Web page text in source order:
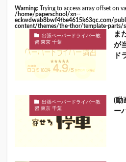
Warning: Trying to access array offset on
/home/paperschool/xn--
eckwdwab8bwf4fbe4615k63qc.com/
content/themes/the-thor/template-parts/
出張ペーパードライバー教
習 東京 千葉
ま
が
ド
出張ペーパードライバー教
習 東京 千葉
(動
ー